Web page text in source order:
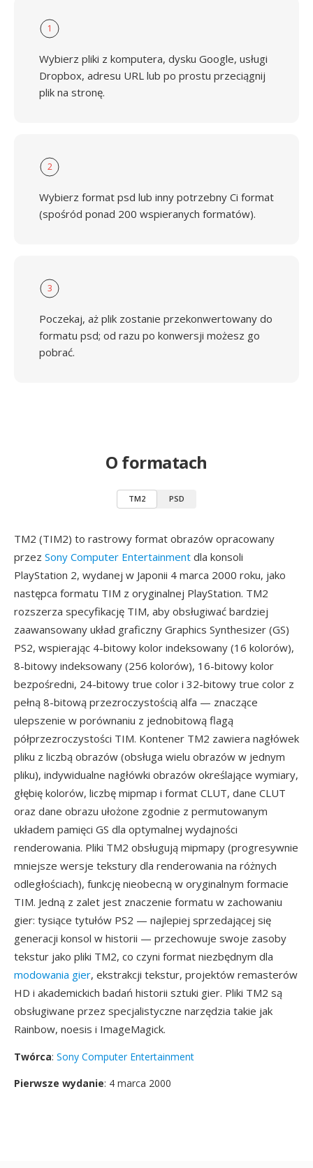
1
Wybierz pliki z komputera, dysku Google, usługi
Dropbox, adresu URL lub po prostu przeciągnij
plik na stronę.
2
Wybierz format psd lub inny potrzebny Ci format
(spośród ponad 200 wspieranych formatów).
3
Poczekaj, aż plik zostanie przekonwertowany do
formatu psd; od razu po konwersji możesz go
pobrać.
O formatach
TM2 PSD
TM2 (TIM2) to rastrowy format obrazów opracowany
przez Sony Computer Entertainment dla konsoli
PlayStation 2, wydanej w Japonii 4 marca 2000 roku, jako
następca formatu TIM z oryginalnej PlayStation. TM2
rozszerza specyfikację TIM, aby obsługiwać bardziej
zaawansowany układ graficzny Graphics Synthesizer (GS)
PS2, wspierając 4-bitowy kolor indeksowany (16 kolorów),
8-bitowy indeksowany (256 kolorów), 16-bitowy kolor
bezpośredni, 24-bitowy true color i 32-bitowy true color z
pełną 8-bitową przezroczystością alfa — znaczące
ulepszenie w porównaniu z jednobitową flagą
półprzezroczystości TIM. Kontener TM2 zawiera nagłówek
pliku z liczbą obrazów (obsługa wielu obrazów w jednym
pliku), indywidualne nagłówki obrazów określające wymiary,
głębię kolorów, liczbę mipmap i format CLUT, dane CLUT
oraz dane obrazu ułożone zgodnie z permutowanym
układem pamięci GS dla optymalnej wydajności
renderowania. Pliki TM2 obsługują mipmapy (progresywnie
mniejsze wersje tekstury dla renderowania na różnych
odległościach), funkcję nieobecną w oryginalnym formacie
TIM. Jedną z zalet jest znaczenie formatu w zachowaniu
gier: tysiące tytułów PS2 — najlepiej sprzedającej się
generacji konsol w historii — przechowuje swoje zasoby
tekstur jako pliki TM2, co czyni format niezbędnym dla
modowania gier, ekstrakcji tekstur, projektów remasterów
HD i akademickich badań historii sztuki gier. Pliki TM2 są
obsługiwane przez specjalistyczne narzędzia takie jak
Rainbow, noesis i ImageMagick.
Twórca: Sony Computer Entertainment
Pierwsze wydanie: 4 marca 2000